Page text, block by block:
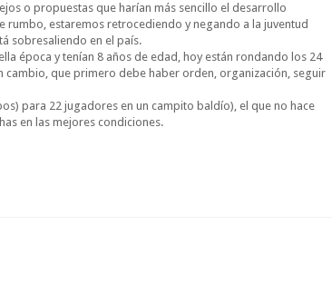
o propuestas que harían más sencillo el desarrollo
estaremos retrocediendo y negando a la juventud
sobresaliendo en el país.
época y tenían 8 años de edad, hoy están rondando los 24
cambio, que primero debe haber orden, organización, seguir
para 22 jugadores en un campito baldío), el que no hace
en las mejores condiciones.